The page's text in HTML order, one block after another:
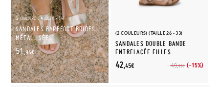
(2 COULEURS) (TAILLE 20 - 34)
SANDALES BAREFOOT BRIDES
MÉTALLISÉES
51,95€
(2 COULEURS) (TAILLE 26 - 33)
SANDALES DOUBLE BANDE
ENTRELACÉE FILLES
49,95€ (-15%)
42,45€